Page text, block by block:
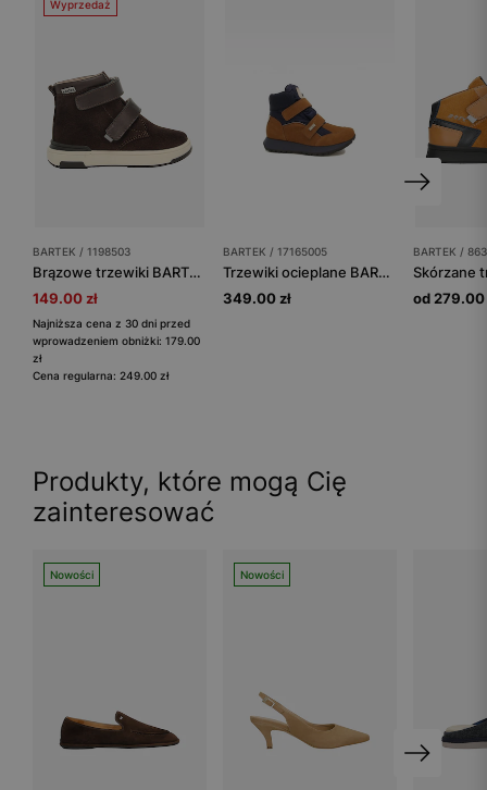
Wyprzedaż
BARTEK / 1198503
Brązowe trzewiki BARTEK 1198503 z połączenia weluru i skóry licowej
149.00 zł
Najniższa cena z 30 dni przed
wprowadzeniem obniżki: 179.00
zł
Cena regularna: 249.00 zł
BARTEK / 17165005
Trzewiki ocieplane BARTEK 17165005, brązowo-granatowy
349.00 zł
BARTEK /
od 279.00
Produkty, które mogą Cię
zainteresować
Nowości Nowości